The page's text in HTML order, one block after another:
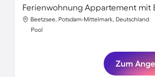
Beetzsee, Potsdam-Mittelmark, Deutschland
Pool
Zum